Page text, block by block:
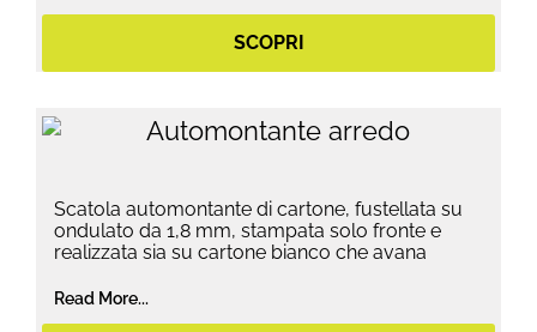
SCOPRI
Scatola automontante di cartone, fustellata su
ondulato da 1,8 mm, stampata solo fronte e
realizzata sia su cartone bianco che avana
Read More...